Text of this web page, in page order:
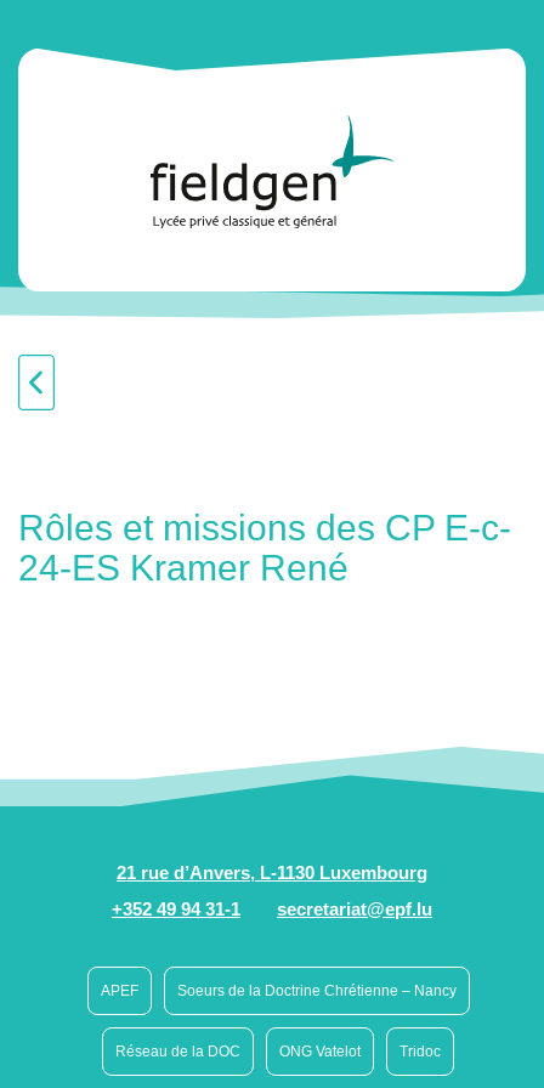
Rôles et missions des CP E-c-
24-ES Kramer René
21 rue d’Anvers, L-1130 Luxembourg
+352 49 94 31-1
secretariat@epf.lu
APEF Soeurs de la Doctrine Chrétienne – Nancy
Réseau de la DOC ONG Vatelot Tridoc